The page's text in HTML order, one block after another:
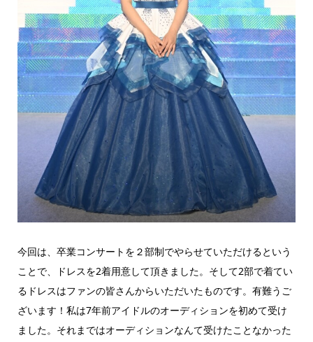
今回は、卒業コンサートを２部制でやらせていただけるという
ことで、ドレスを2着用意して頂きました。そして2部で着てい
るドレスはファンの皆さんからいただいたものです。有難うご
ざいます！私は7年前アイドルのオーディションを初めて受け
ました。それまではオーディションなんて受けたことなかった